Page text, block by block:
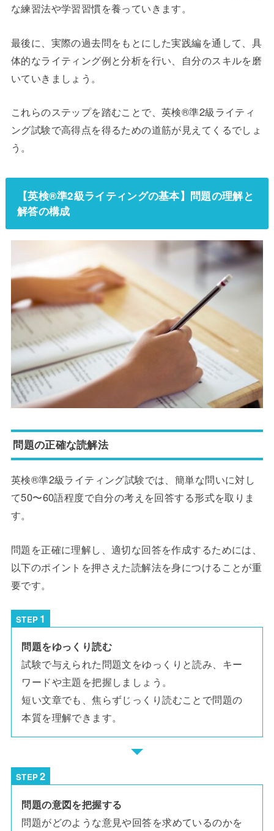
な練習法や学習習慣を養っていきます。
最後に、実際の過去問をもとにした実践編を通して、具
体的なライティング例と分析を行い、自分のスキルを磨
いていきましょう。
これらのステップを踏むことで、英検®準2級ライティ
ング試験で高得点を得るための道筋が見えてくるでしょ
う。
【英検®準2級ライティングの基本】問題の理解と
解答の構成
問題の正確な読解法
英検®準2級ライティング試験では、簡単な問いに対し
て50〜60語程度で自分の考えを回答する形式を取りま
す。
問題を正確に理解し、適切な回答を作成するためには、
以下のポイントを押さえた読解法を身につけることが重
要です。
STEP
問題をゆっくり読む
試験で与えられた問題文をゆっくりと読み、キー
ワードや主題を把握しましょう。
短い文章でも、焦らずじっくり読むことで問題の
本質を理解できます。
STEP
問題の意図を把握する
問題がどのような意見や回答を求めているのかを